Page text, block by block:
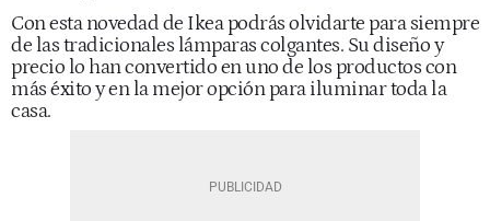
Con esta novedad de Ikea podrás olvidarte para siempre
de las tradicionales lámparas colgantes. Su diseño y
precio lo han convertido en uno de los productos con
más éxito y en la mejor opción para iluminar toda la
casa.